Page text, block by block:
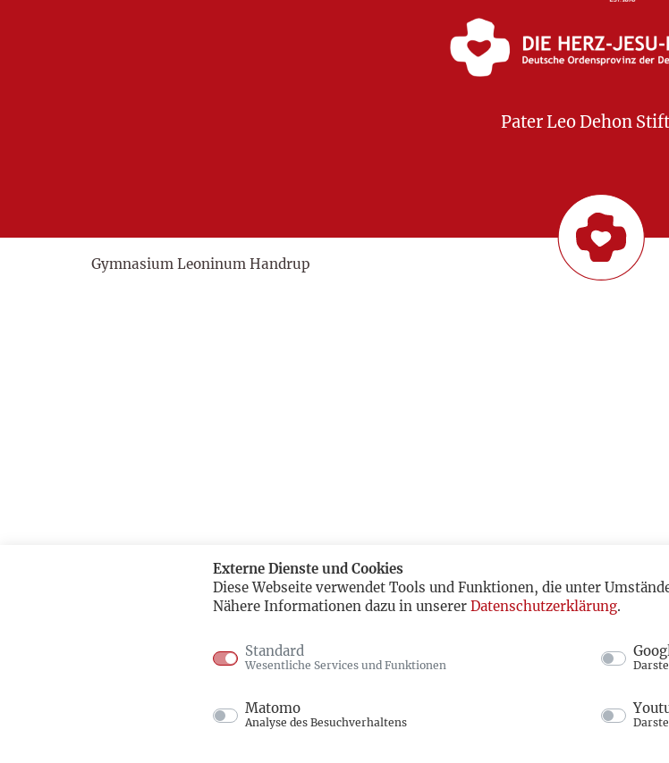
Pater Leo Dehon
Gymnasium Leoninum Handrup
Externe Dienste und Cookies
Diese Webseite verwendet Tools und Funktionen, die unter
Nähere Informationen dazu in unserer Datenschutzerklärung.
Standard
Wesentliche Services und Funktionen
Matomo
Analyse des Besuchverhaltens